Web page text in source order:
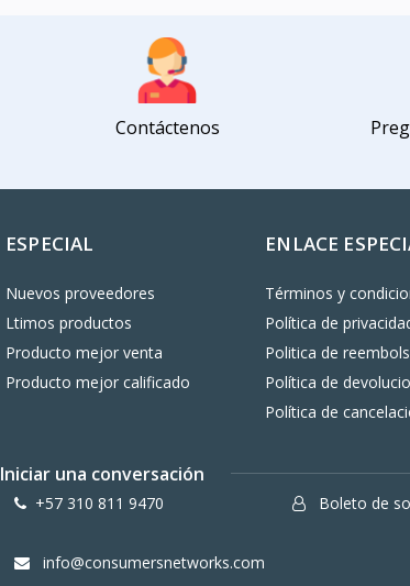
Contáctenos
ESPECIAL
Nuevos proveedores
Ltimos productos
Producto mejor venta
Producto mejor calificado
ENLACE
Términos y
Política de
Politica de
Política de
Política de
Iniciar una conversación
+57 310 811 9470 Boleto de
info@consumersnetworks.com